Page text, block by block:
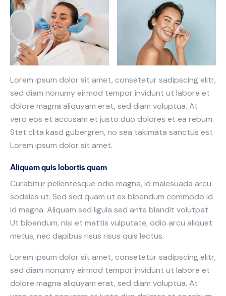
Lorem ipsum dolor sit amet, consetetur sadipscing elitr,
sed diam nonumy eirmod tempor invidunt ut labore et
dolore magna aliquyam erat, sed diam voluptua. At
vero eos et accusam et justo duo dolores et ea rebum.
Stet clita kasd gubergren, no sea takimata sanctus est
Lorem ipsum dolor sit amet.
Aliquam quis lobortis quam
Curabitur pellentesque odio magna, id malesuada arcu
sodales ut. Sed sed quam ut ex bibendum commodo id
id magna. Aliquam sed ligula sed ante blandit volutpat.
Ut bibendum, nisi et mattis vulputate, odio arcu aliquet
metus, nec dapibus risus risus quis lectus.
Lorem ipsum dolor sit amet, consetetur sadipscing elitr,
sed diam nonumy eirmod tempor invidunt ut labore et
dolore magna aliquyam erat, sed diam voluptua. At